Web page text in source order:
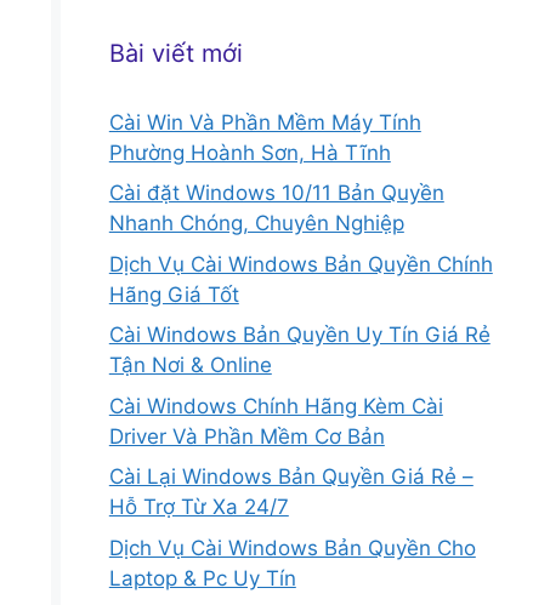
Bài viết mới
Cài Win Và Phần Mềm Máy Tính
Phường Hoành Sơn, Hà Tĩnh
Cài đặt Windows 10/11 Bản Quyền
Nhanh Chóng, Chuyên Nghiệp
Dịch Vụ Cài Windows Bản Quyền Chính
Hãng Giá Tốt
Cài Windows Bản Quyền Uy Tín Giá Rẻ
Tận Nơi & Online
Cài Windows Chính Hãng Kèm Cài
Driver Và Phần Mềm Cơ Bản
Cài Lại Windows Bản Quyền Giá Rẻ –
Hỗ Trợ Từ Xa 24/7
Dịch Vụ Cài Windows Bản Quyền Cho
Laptop & Pc Uy Tín